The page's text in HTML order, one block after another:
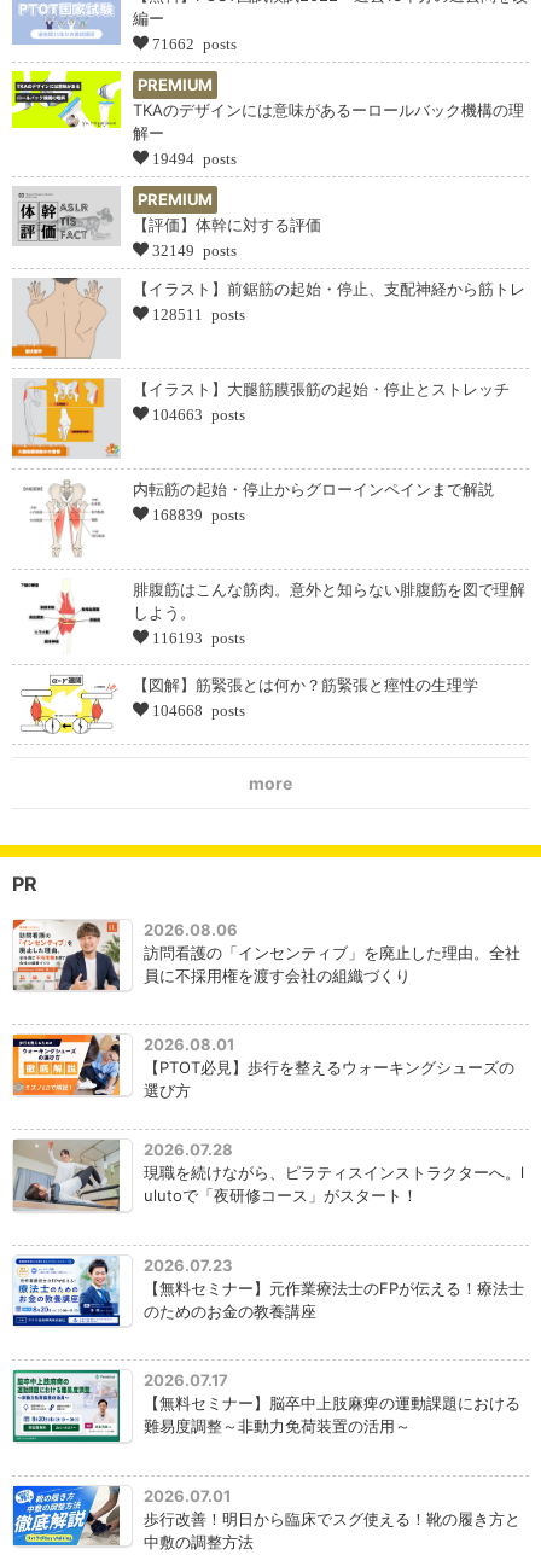
編ー
71662 posts
PREMIUM
TKAのデザインには意味があるーロールバック機構の理
解ー
19494 posts
PREMIUM
【評価】体幹に対する評価
32149 posts
【イラスト】前鋸筋の起始・停止、支配神経から筋トレ
128511 posts
【イラスト】大腿筋膜張筋の起始・停止とストレッチ
104663 posts
内転筋の起始・停止からグローインペインまで解説
168839 posts
腓腹筋はこんな筋肉。意外と知らない腓腹筋を図で理解
しよう。
116193 posts
【図解】筋緊張とは何か？筋緊張と痙性の生理学
104668 posts
more
PR
2026.08.06
訪問看護の「インセンティブ」を廃止した理由。全社
員に不採用権を渡す会社の組織づくり
2026.08.01
【PTOT必見】歩行を整えるウォーキングシューズの
選び方
2026.07.28
現職を続けながら、ピラティスインストラクターへ。l
ulutoで「夜研修コース」がスタート！
2026.07.23
【無料セミナー】元作業療法士のFPが伝える！療法士
のためのお金の教養講座
2026.07.17
【無料セミナー】脳卒中上肢麻痺の運動課題における
難易度調整～非動力免荷装置の活用～
2026.07.01
歩行改善！明日から臨床でスグ使える！靴の履き方と
中敷の調整方法